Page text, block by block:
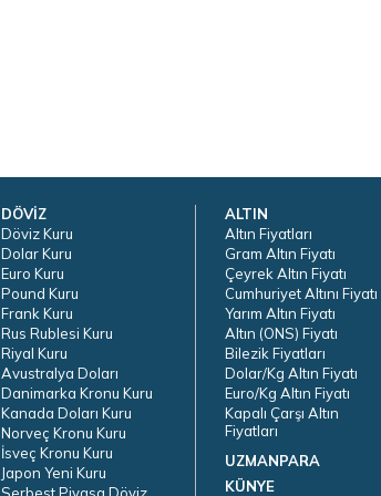
DÖVİZ
Döviz Kuru
Dolar Kuru
Euro Kuru
Pound Kuru
Frank Kuru
Rus Rublesi Kuru
Riyal Kuru
Avustralya Doları
Danimarka Kronu Kuru
Kanada Doları Kuru
Norveç Kronu Kuru
İsveç Kronu Kuru
Japon Yeni Kuru
Serbest Piyasa Döviz
ALTIN
Altın Fiyatları
Gram Altın Fiyatı
Çeyrek Altın Fiyatı
Cumhuriyet Altını Fiyatı
Yarım Altın Fiyatı
Altın (ONS) Fiyatı
Bilezik Fiyatları
Dolar/Kg Altın Fiyatı
Euro/Kg Altın Fiyatı
Kapalı Çarşı Altın
Fiyatları
UZMANPARA
KÜNYE